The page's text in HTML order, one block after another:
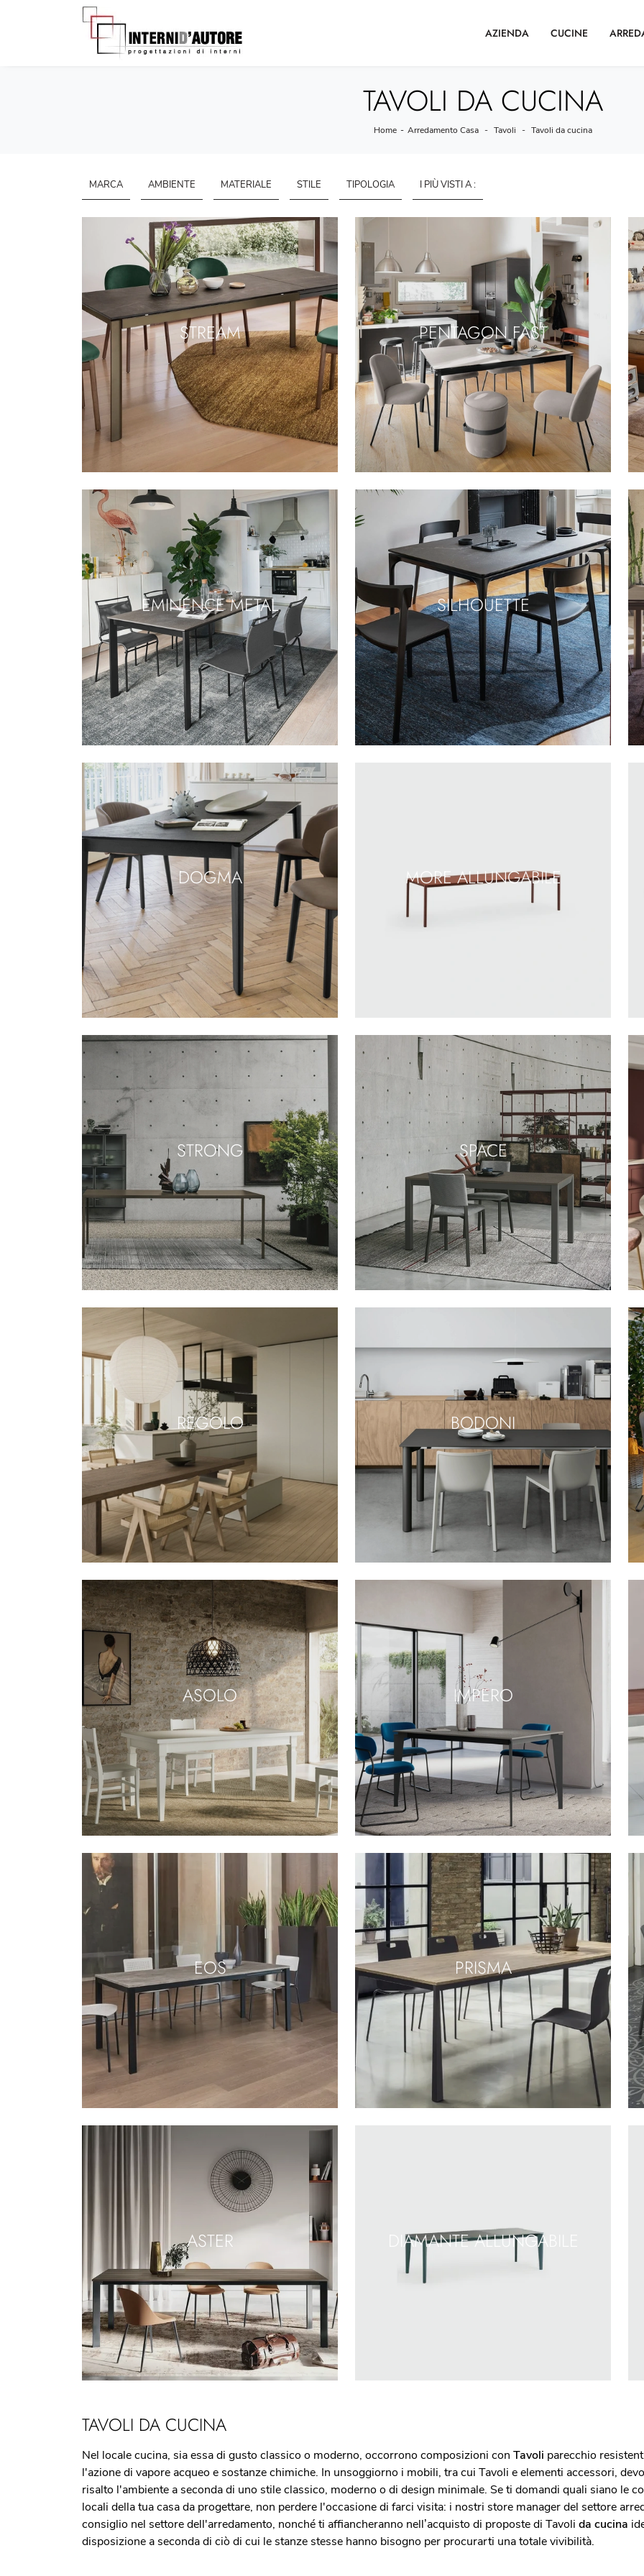
AZIENDA CUCINE
TAVOLI DA CUCINA
Home - Arredamento Casa - Tavoli - Tavoli da cucina
MARCA AMBIENTE MATERIALE STILE TIPOLOGIA I PIÙ VISTI A :
STREAM PENTAGON FAST
EMINENCE METAL SILHOUETTE
DOGMA MORE ALLUNGABILE
STRONG SPACE
REGOLO BODONI
ASOLO IMPERO
EOS PRISMA
ASTER DIAMANTE ALLUNGABILE
TAVOLI DA CUCINA
Nel locale cucina, sia essa di gusto classico o moderno, occorrono composizioni con Tavoli parecchio
l'azione di vapore acqueo e sostanze chimiche. In unsoggiorno i mobili, tra cui Tavoli e elementi accessori,
risalto l'ambiente a seconda di uno stile classico, moderno o di design minimale. Se ti domandi quali siano le
locali della tua casa da progettare, non perdere l'occasione di farci visita: i nostri store manager del settore
consiglio nel settore dell'arredamento, nonché ti affiancheranno nell’acquisto di proposte di Tavoli da cucina
disposizione a seconda di ciò di cui le stanze stesse hanno bisogno per procurarti una totale vivibilità.